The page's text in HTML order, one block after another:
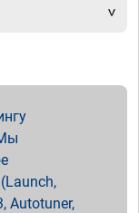
Autotuner,